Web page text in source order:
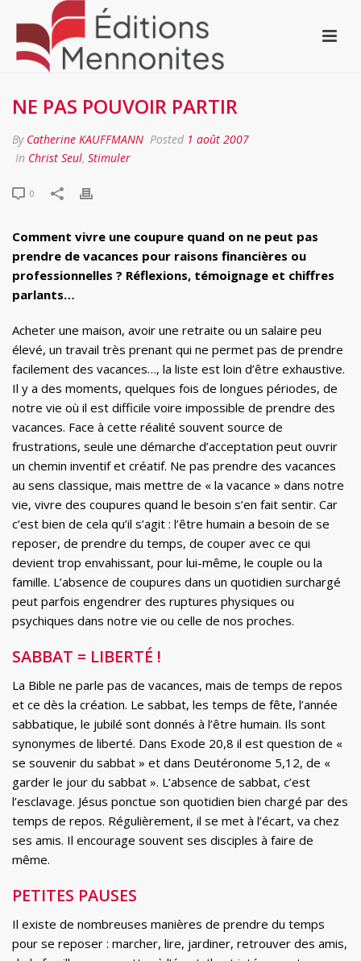
NE PAS POUVOIR PARTIR
By Catherine KAUFFMANN Posted 1 août 2007
In Christ Seul, Stimuler
0
Comment vivre une coupure quand on ne peut pas
prendre de vacances pour raisons financières ou
professionnelles ? Réflexions, témoignage et chiffres
parlants…
Acheter une maison, avoir une retraite ou un salaire peu
élevé, un travail très prenant qui ne permet pas de prendre
facilement des vacances…, la liste est loin d’être exhaustive.
Il y a des moments, quelques fois de longues périodes, de
notre vie où il est difficile voire impossible de prendre des
vacances. Face à cette réalité souvent source de
frustrations, seule une démarche d’acceptation peut ouvrir
un chemin inventif et créatif. Ne pas prendre des vacances
au sens classique, mais mettre de « la vacance » dans notre
vie, vivre des coupures quand le besoin s’en fait sentir. Car
c’est bien de cela qu’il s’agit : l’être humain a besoin de se
reposer, de prendre du temps, de couper avec ce qui
devient trop envahissant, pour lui-même, le couple ou la
famille. L’absence de coupures dans un quotidien surchargé
peut parfois engendrer des ruptures physiques ou
psychiques dans notre vie ou celle de nos proches.
SABBAT = LIBERTÉ !
La Bible ne parle pas de vacances, mais de temps de repos
et ce dès la création. Le sabbat, les temps de fête, l’année
sabbatique, le jubilé sont donnés à l’être humain. Ils sont
synonymes de liberté. Dans Exode 20,8 il est question de «
se souvenir du sabbat » et dans Deutéronome 5,12, de «
garder le jour du sabbat ». L’absence de sabbat, c’est
l’esclavage. Jésus ponctue son quotidien bien chargé par des
temps de repos. Régulièrement, il se met à l’écart, va chez
ses amis. Il encourage souvent ses disciples à faire de
même.
PETITES PAUSES
Il existe de nombreuses manières de prendre du temps
pour se reposer : marcher, lire, jardiner, retrouver des amis,